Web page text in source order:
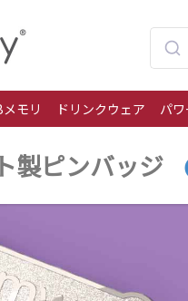
メモリ ドリンクウェア パ
製ピンバッジ